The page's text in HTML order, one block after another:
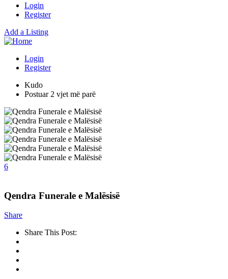
Login
Register
Add a Listing
Login
Register
Kudo
Postuar 2 vjet më parë
6
Qendra Funerale e Malësisë
Share
Share This Post: